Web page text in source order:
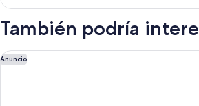
También podría
Anuncio
Hotel Three Storks